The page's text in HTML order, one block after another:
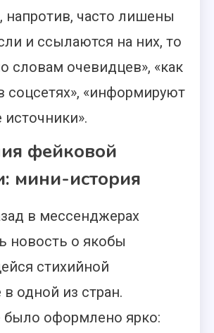
часто лишены
и ссылаются на них, то
словам очевидцев», «как
соцсетях», «информируют
фейковой
мини-история
в мессенджерах
новость о якобы
стихийной
в одной из стран.
оформлено ярко: